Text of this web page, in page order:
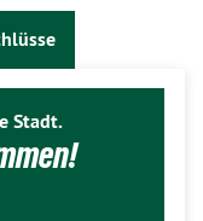
Stadt.